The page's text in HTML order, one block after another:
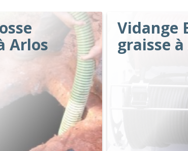
Arlos
Vidange
graisse